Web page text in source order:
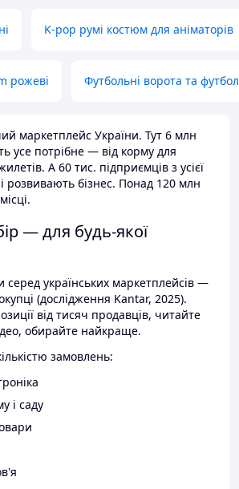
K-pop румі костюм для аніматорів
рожеві Футбольні ворота та
маркетплейс України. Тут 6 млн
усе потрібне — від корму для
А 60 тис. підприємців з усієї
розвивають бізнес. Понад 120 млн
— для будь-якої
серед українських маркетплейсів —
(дослідження Kantar, 2025).
від тисяч продавців, читайте
обирайте найкраще.
замовлень:
і саду